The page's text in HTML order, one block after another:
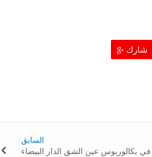
شارك
السابق
بكالوريوس عين الشق الدار البيضاء